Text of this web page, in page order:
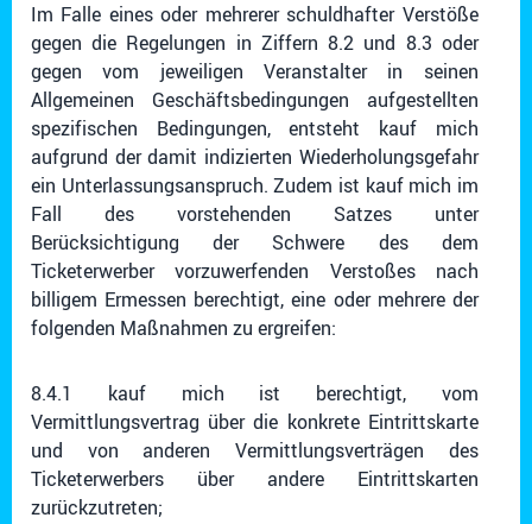
Im Falle eines oder mehrerer schuldhafter Verstöße
gegen die Regelungen in Ziffern 8.2 und 8.3 oder
gegen vom jeweiligen Veranstalter in seinen
Allgemeinen Geschäftsbedingungen aufgestellten
spezifischen Bedingungen, entsteht kauf mich
aufgrund der damit indizierten Wiederholungsgefahr
ein Unterlassungsanspruch. Zudem ist kauf mich im
Fall des vorstehenden Satzes unter
Berücksichtigung der Schwere des dem
Ticketerwerber vorzuwerfenden Verstoßes nach
billigem Ermessen berechtigt, eine oder mehrere der
folgenden Maßnahmen zu ergreifen:
8.4.1 kauf mich ist berechtigt, vom
Vermittlungsvertrag über die konkrete Eintrittskarte
und von anderen Vermittlungsverträgen des
Ticketerwerbers über andere Eintrittskarten
zurückzutreten;